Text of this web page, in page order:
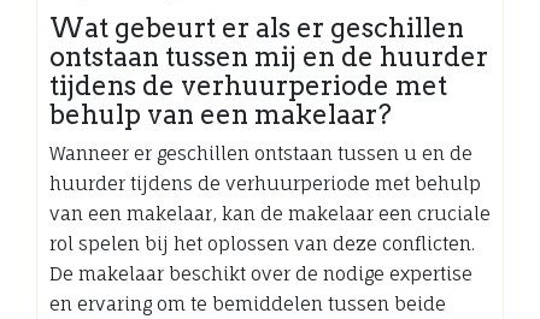
Wat gebeurt er als er geschillen
ontstaan tussen mij en de huurder
tijdens de verhuurperiode met
behulp van een makelaar?
Wanneer er geschillen ontstaan tussen u en de
huurder tijdens de verhuurperiode met behulp
van een makelaar, kan de makelaar een cruciale
rol spelen bij het oplossen van deze conflicten.
De makelaar beschikt over de nodige expertise
en ervaring om te bemiddelen tussen beide